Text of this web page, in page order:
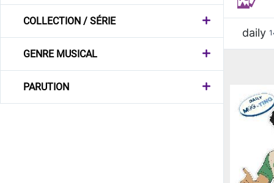
COLLECTION / SÉRIE
GENRE MUSICAL
PARUTION
daily